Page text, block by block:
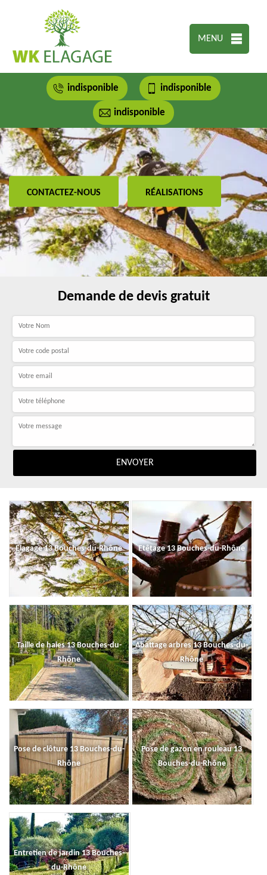
MENU
indisponible indisponible
indisponible
CONTACTEZ-NOUS RÉALISATIONS
Demande de devis gratuit
Elagage 13 Bouches-du-Rhône Etêtage 13 Bouches-du-Rhône
Taille de haies 13 Bouches-du-
Rhône
Abattage arbres 13 Bouches-du-
Rhône
Pose de clôture 13 Bouches-du-
Rhône
Pose de gazon en rouleau 13
Bouches-du-Rhône
Entretien de jardin 13 Bouches-
du-Rhône